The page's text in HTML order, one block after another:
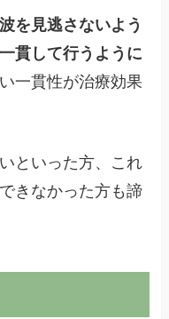
を見逃さないよう
貫して行うように
一貫性が治療効果
といった方、これ
きなかった方も諦